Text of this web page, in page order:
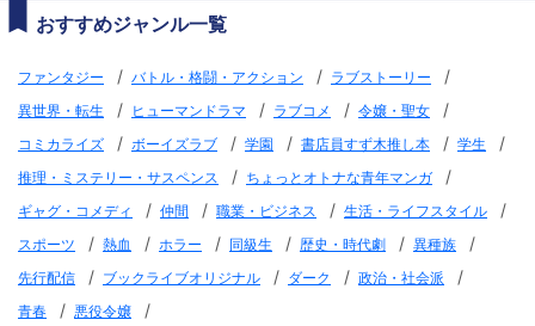
おすすめジャンル一覧
ファンタジー / バトル・格闘・アクション / ラブストーリー /
異世界・転生 / ヒューマンドラマ / ラブコメ / 令嬢・聖女 /
コミカライズ / ボーイズラブ / 学園 / 書店員すず木推し本 / 学生 /
推理・ミステリー・サスペンス / ちょっとオトナな青年マンガ /
ギャグ・コメディ / 仲間 / 職業・ビジネス / 生活・ライフスタイル /
スポーツ / 熱血 / ホラー / 同級生 / 歴史・時代劇 / 異種族 /
先行配信 / ブックライブオリジナル / ダーク / 政治・社会派 /
青春 / 悪役令嬢
/